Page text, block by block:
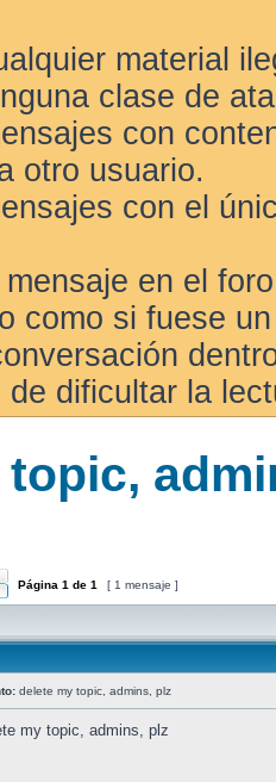
material
clase de
con
otro usuario.
con el
en el
como si fuese
de dificultar la
Página 1 de 1 [ 1 mensaje ]
delete my topic, admins, plz
my topic, admins, plz